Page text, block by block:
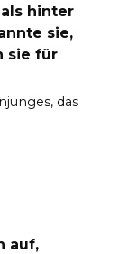
hinter
sie,
sie für
das
auf,